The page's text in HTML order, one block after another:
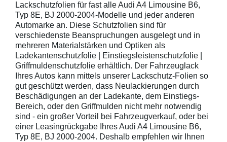
Lackschutzfolien für fast alle Audi A4 Limousine B6,
Typ 8E, BJ 2000-2004-Modelle und jeder anderen
Automarke an. Diese Schutzfolien sind für
verschiedenste Beanspruchungen ausgelegt und in
mehreren Materialstärken und Optiken als
Ladekantenschutzfolie | Einstiegsleistenschutzfolie |
Griffmuldenschutzfolie erhältlich. Der Fahrzeuglack
Ihres Autos kann mittels unserer Lackschutz-Folien so
gut geschützt werden, dass Neulackierungen durch
Beschädigungen an der Ladekante, dem Einstiegs-
Bereich, oder den Griffmulden nicht mehr notwendig
sind - ein großer Vorteil bei Fahrzeugverkauf, oder bei
einer Leasingrückgabe Ihres Audi A4 Limousine B6,
Typ 8E, BJ 2000-2004. Deshalb empfehlen wir Ihnen